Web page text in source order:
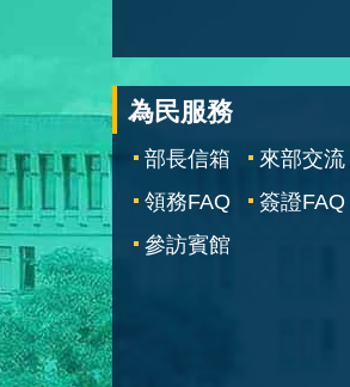
為民服務
部長信箱 來部交流
領務FAQ
簽證FAQ
參訪賓館